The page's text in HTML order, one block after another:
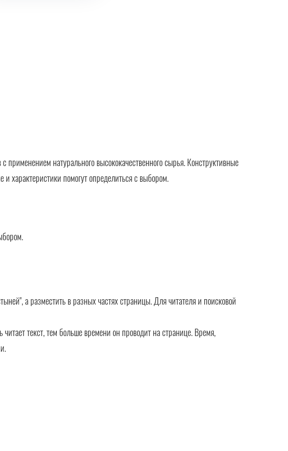
натурального высококачественного сырья. Конструктивные
характеристики помогут определиться с выбором.
а разместить в разных частях страницы. Для читателя и поисковой
текст, тем больше времени он проводит на странице. Время,